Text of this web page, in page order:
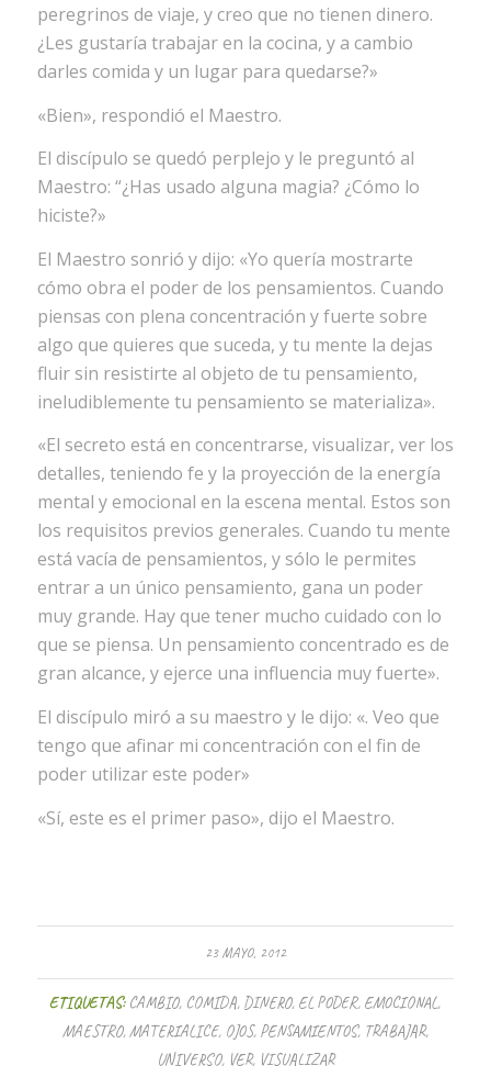
peregrinos de viaje, y creo que no tienen dinero.
¿Les gustaría trabajar en la cocina, y a cambio
darles comida y un lugar para quedarse?»
«Bien», respondió el Maestro.
El discípulo se quedó perplejo y le preguntó al
Maestro: “¿Has usado alguna magia? ¿Cómo lo
hiciste?»
El Maestro sonrió y dijo: «Yo quería mostrarte
cómo obra el poder de los pensamientos. Cuando
piensas con plena concentración y fuerte sobre
algo que quieres que suceda, y tu mente la dejas
fluir sin resistirte al objeto de tu pensamiento,
ineludiblemente tu pensamiento se materializa».
«El secreto está en concentrarse, visualizar, ver los
detalles, teniendo fe y la proyección de la energía
mental y emocional en la escena mental. Estos son
los requisitos previos generales. Cuando tu mente
está vacía de pensamientos, y sólo le permites
entrar a un único pensamiento, gana un poder
muy grande. Hay que tener mucho cuidado con lo
que se piensa. Un pensamiento concentrado es de
gran alcance, y ejerce una influencia muy fuerte».
El discípulo miró a su maestro y le dijo: «. Veo que
tengo que afinar mi concentración con el fin de
poder utilizar este poder»
«Sí, este es el primer paso», dijo el Maestro.
23 MAYO, 2012
ETIQUETAS: CAMBIO, COMIDA, DINERO, EL PODER, EMOCIONAL,
MAESTRO,MATERIALICE, OJOS, PENSAMIENTOS, TRABAJAR,
UNIVERSO, VER, VISUALIZAR